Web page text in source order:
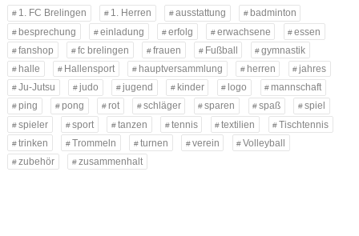
1. FC Brelingen 1. Herren ausstattung
badminton
besprechung
einladung erfolg erwachsene
essen
fanshop
fc brelingen frauen Fußball
gymnastik
halle
Hallensport hauptversammlung herren
jahres
Ju-Jutsu
judo jugend kinder logo
mannschaft
ping
pong rot schläger sparen spaß
spiel
spieler
sport tanzen tennis textilien
Tischtennis
trinken
Trommeln turnen verein
Volleyball
zubehör
zusammenhalt